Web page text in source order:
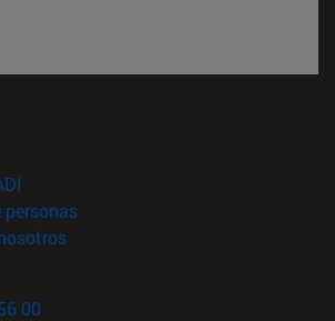
en nueva ventana)
personas(abre en nueva ventana)
(abre en nueva ventana)
00